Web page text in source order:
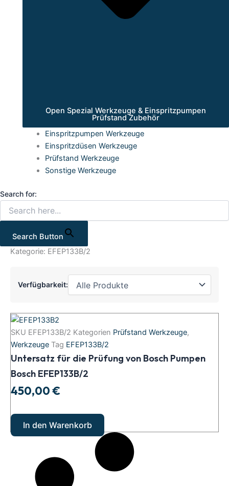
Open Spezial Werkzeuge & Einspritzpumpen
Prüfstand Zubehör
Einspritzpumpen Werkzeuge
Einspritzdüsen Werkzeuge
Prüfstand Werkzeuge
Sonstige Werkzeuge
Search for:
Search Button
Kategorie: EFEP133B/2
Verfügbarkeit:
SKU EFEP133B/2 Kategorien Prüfstand Werkzeuge,
Werkzeuge Tag EFEP133B/2
Untersatz für die Prüfung von Bosch Pumpen
Bosch EFEP133B/2
450,00€
Untersatz
für
die
Prüfung
von
Bosch
Pumpen
Bosch
EFEP133B/2
In den Warenkorb